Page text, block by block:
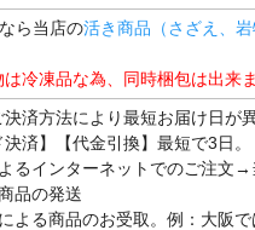
ら当店の活き商品（さざえ、
冷凍品な為、同時梱包は出来
済方法により最短お届け日が
決済】【代金引換】最短で3日。
るインターネットでのご注文→
品の発送
よる商品のお受取。例：大阪